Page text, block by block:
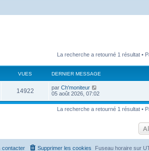
La recherche a retourné 1 résultat •
VUES DERNIER MESSAGE
14922V
u
D
e
n
s
s
par Ch'moniteur
05 août 2026, 07:02
La recherche a retourné 1 résultat •
Fuseau horaire sur
Supprimer les cookies
contacter